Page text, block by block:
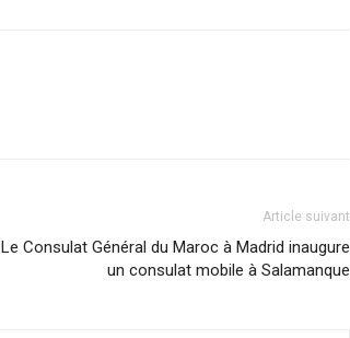
Article suivant
Le Consulat Général du Maroc à Madrid inaugure
un consulat mobile à Salamanque